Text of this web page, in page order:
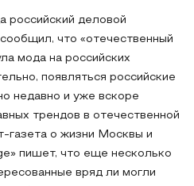
российский деловой
что «отечественный
мода на российских
появляться российские
недавно и уже вскоре
трендов в отечественной
газета о жизни Москвы и
пишет, что еще несколько
вряд ли могли